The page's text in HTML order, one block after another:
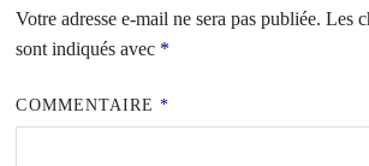
Votre adresse e-mail ne sera pas publiée. Les
sont indiqués avec *
COMMENTAIRE*